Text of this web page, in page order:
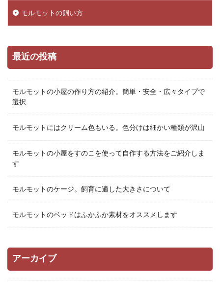
モルモットの飼い方
最近の投稿
モルモットの小屋の作り方の紹介。簡単・安全・広々タイプで
選択
モルモットにはクリーム色もいる。色分けは細かい種類が沢山
モルモットの小屋をすのこを使って自作する方法をご紹介しま
す
モルモットのケージ。飼育に適した大きさについて
モルモットのベッドはふかふか素材をオススメします
アーカイブ